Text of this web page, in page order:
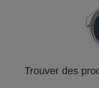
Trouver des